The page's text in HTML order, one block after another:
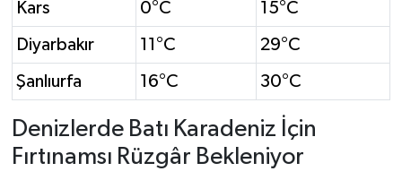
Kars 0°C 15°C
Diyarbakır 11°C 29°C
Şanlıurfa 16°C 30°C
Denizlerde Batı Karadeniz İçin
Fırtınamsı Rüzgâr Bekleniyor